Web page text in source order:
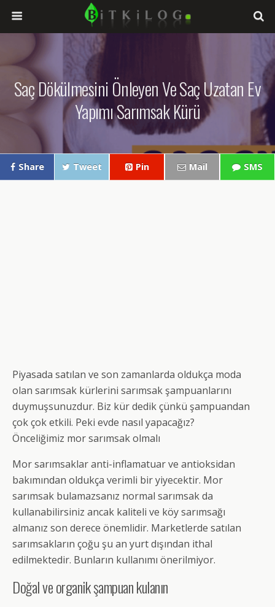
Saç Dökülmesini Önleyen Ve Saç Uzatan Ev
Yapımı Sarımsak Kürü
Share Tweet Pin Mail SMS
Piyasada satılan ve son zamanlarda oldukça moda
olan sarımsak kürlerini sarımsak şampuanlarını
duymuşsunuzdur. Biz kür dedik çünkü şampuandan
çok çok etkili. Peki evde nasıl yapacağız?
Önceliğimiz mor sarımsak olmalı
Mor sarımsaklar anti-inflamatuar ve antioksidan
bakımından oldukça verimli bir yiyecektir. Mor
sarımsak bulamazsanız normal sarımsak da
kullanabilirsiniz ancak kaliteli ve köy sarımsağı
almanız son derece önemlidir. Marketlerde satılan
sarımsakların çoğu şu an yurt dışından ithal
edilmektedir. Bunların kullanımı önerilmiyor.
Doğal ve organik şampuan kulanın